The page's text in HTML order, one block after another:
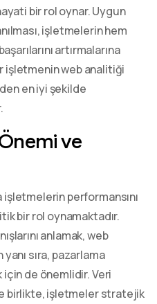
bir rol oynar. Uygun
işletmelerin hem
artırmalarına
işletmenin web analitiği
en iyi şekilde
ve
performansını
bir rol oynamaktadır.
anlamak, web
sıra, pazarlama
de önemlidir. Veri
birlikte, işletmeler stratejik